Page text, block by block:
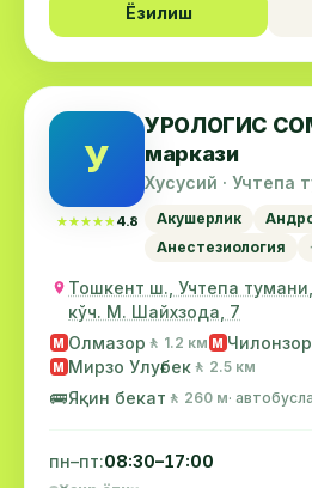
Ёзилиш
У
★★★★★
★★★★★ 4.8
УРОЛОГИС
маркази
Хусусий · Учтепа
Акушерлик
Анестезиология
Тошкент ш., Учтепа
кўч. М. Шайхзода, 7
М Олмазор 🚶 1.2 км М Чилонзор
М Мирзо Улуғбек 🚶 2.5 км
🚌Яқин бекат 🚶 260 м·
пн–пт:08:30–17:00